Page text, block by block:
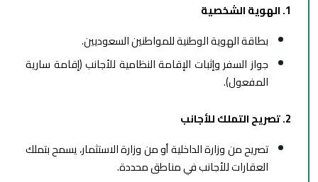
1. الهوية الشخصية
بطاقة الهوية الوطنية للمواطنين السعوديين.
جواز السفر وإثبات الإقامة النظامية للأجانب (إقامة سارية
المفعول).
2. تصريح التملك للأجانب
تصريح من وزارة الداخلية أو من وزارة الاستثمار، يسمح بتملك
العقارات للأجانب في مناطق محددة.